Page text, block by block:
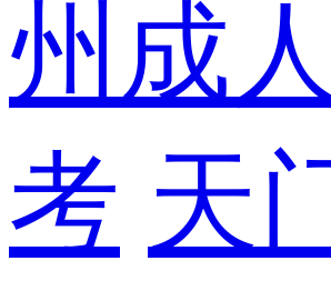
州成
考 天